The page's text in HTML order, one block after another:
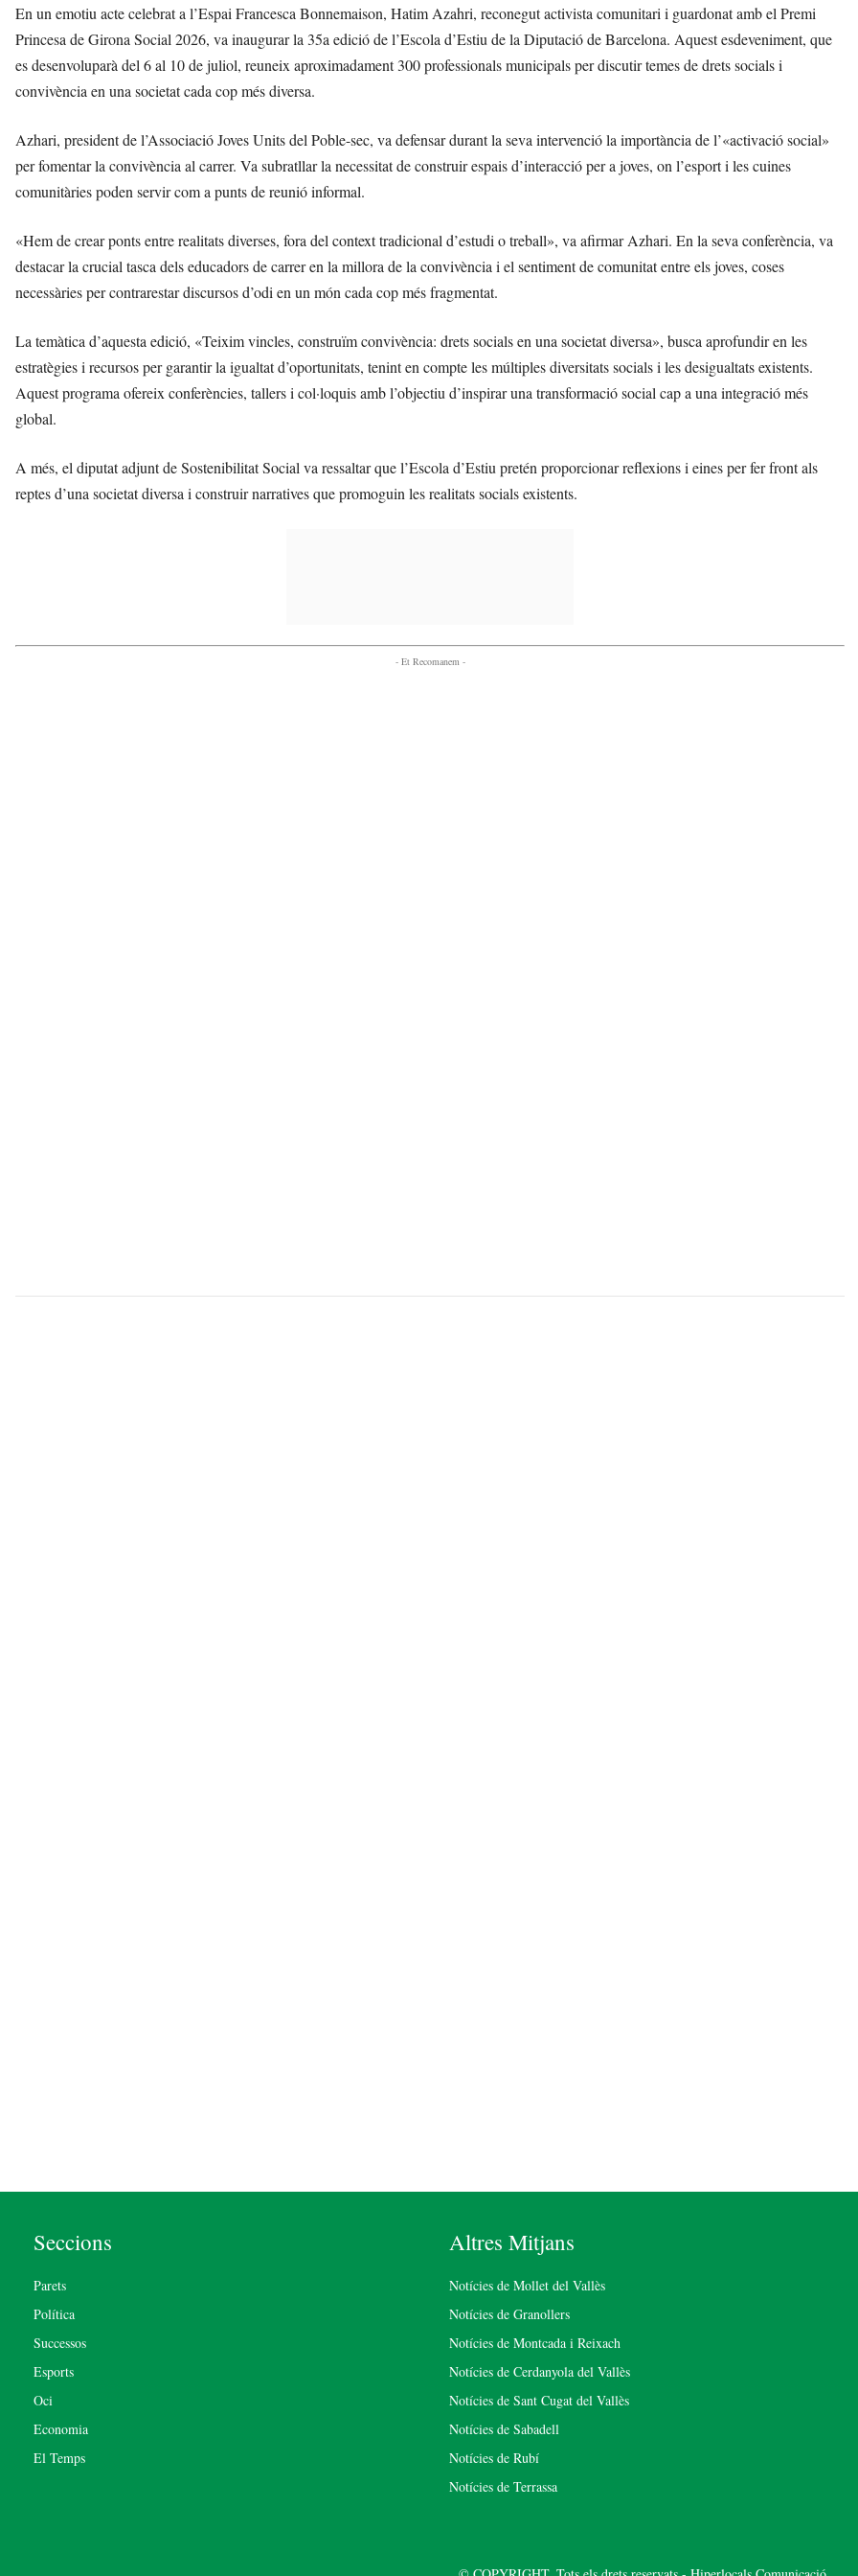
En un emotiu acte celebrat a l’Espai Francesca Bonnemaison, Hatim Azahri, reconegut activista comunitari i guardonat amb el Premi
Princesa de Girona Social 2026, va inaugurar la 35a edició de l’Escola d’Estiu de la Diputació de Barcelona. Aquest esdeveniment, que
es desenvoluparà del 6 al 10 de juliol, reuneix aproximadament 300 professionals municipals per discutir temes de drets socials i
convivència en una societat cada cop més diversa.
Azhari, president de l’Associació Joves Units del Poble-sec, va defensar durant la seva intervenció la importància de l’«activació social»
per fomentar la convivència al carrer. Va subratllar la necessitat de construir espais d’interacció per a joves, on l’esport i les cuines
comunitàries poden servir com a punts de reunió informal.
«Hem de crear ponts entre realitats diverses, fora del context tradicional d’estudi o treball», va afirmar Azhari. En la seva conferència, va
destacar la crucial tasca dels educadors de carrer en la millora de la convivència i el sentiment de comunitat entre els joves, coses
necessàries per contrarestar discursos d’odi en un món cada cop més fragmentat.
La temàtica d’aquesta edició, «Teixim vincles, construïm convivència: drets socials en una societat diversa», busca aprofundir en les
estratègies i recursos per garantir la igualtat d’oportunitats, tenint en compte les múltiples diversitats socials i les desigualtats existents.
Aquest programa ofereix conferències, tallers i col·loquis amb l’objectiu d’inspirar una transformació social cap a una integració més
global.
A més, el diputat adjunt de Sostenibilitat Social va ressaltar que l’Escola d’Estiu pretén proporcionar reflexions i eines per fer front als
reptes d’una societat diversa i construir narratives que promoguin les realitats socials existents.
- Et Recomanem -
Seccions
Parets
Política
Successos
Esports
Oci
Economia
El Temps
Altres Mitjans
Notícies de Mollet del Vallès
Notícies de Granollers
Notícies de Montcada i Reixach
Notícies de Cerdanyola del Vallès
Notícies de Sant Cugat del Vallès
Notícies de Sabadell
Notícies de Rubí
Notícies de Terrassa